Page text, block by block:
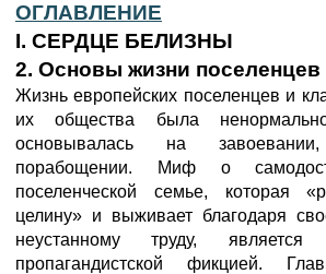
ОГЛАВЛЕНИЕ
I. СЕРДЦЕ БЕЛИЗНЫ
2. Основы жизни поселенцев
Жизнь европейских поселенцев и
их общества была
основывалась на
порабощении. Миф о
поселенческой семье, которая
целину» и выживает благодаря
неустанному труду, является
пропагандистской фикцией.